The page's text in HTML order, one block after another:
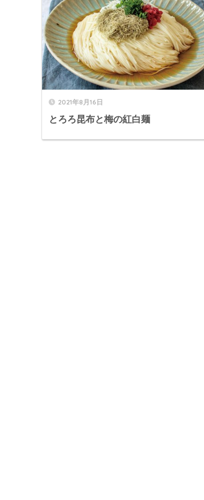
2021年8月16日
とろろ昆布と梅の紅白麺